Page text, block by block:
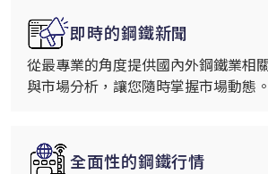
即時的鋼鐵新聞
從最專業的角度提供國內外鋼鐵業相
與市場分析，讓您隨時掌握市場動態。
全面性的鋼鐵行情